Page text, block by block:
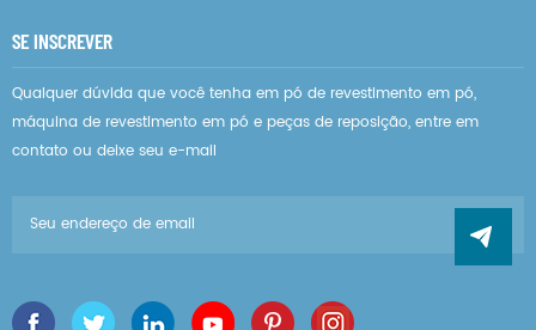
SE INSCREVER
Qualquer dúvida que você tenha em pó de revestimento em pó,
máquina de revestimento em pó e peças de reposição, entre em
contato ou deixe seu e-mail